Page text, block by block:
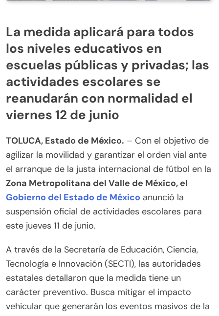
La medida aplicará para todos
los niveles educativos en
escuelas públicas y privadas; las
actividades escolares se
reanudarán con normalidad el
viernes 12 de junio
TOLUCA, Estado de México. – Con el objetivo de
agilizar la movilidad y garantizar el orden vial ante
el arranque de la justa internacional de fútbol en la
Zona Metropolitana del Valle de México, el
Gobierno del Estado de México anunció la
suspensión oficial de actividades escolares para
este jueves 11 de junio.
A través de la Secretaría de Educación, Ciencia,
Tecnología e Innovación (SECTI), las autoridades
estatales detallaron que la medida tiene un
carácter preventivo. Busca mitigar el impacto
vehicular que generarán los eventos masivos de la